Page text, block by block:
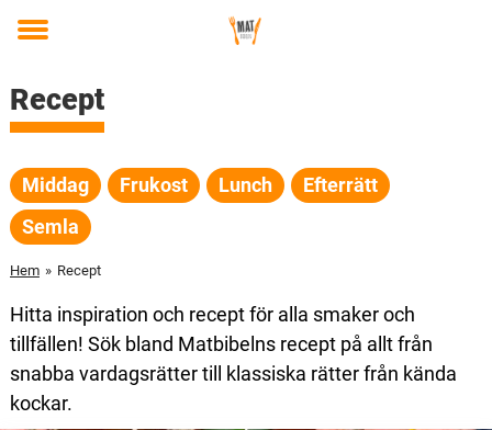
Toggle
Recept
Middag Frukost Lunch
Efterrätt
Semla
Hem » Recept
Hitta inspiration och recept för alla smaker och
tillfällen! Sök bland Matbibelns recept på allt från
snabba vardagsrätter till klassiska rätter från kända
kockar.